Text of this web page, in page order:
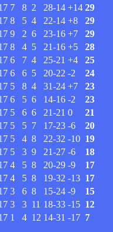
7 8 2 28-14 +14 29
8 5 4 22-14 +8
29
9 2 6 23-16 +7
29
8 4 5 21-16 +5
28
6 7 4 25-21 +4
25
6 6 5 20-22 -2
24
5 8 4 31-24 +7
23
6 5 6 14-16 -2
23
5 6 6 21-21 0
21
5 5 7 17-23 -6
20
5 4 8 22-32 -10 19
5 3 9 21-27 -6
18
4 5 8 20-29 -9
17
4 5 8 19-32 -13 17
3 6 8 15-24 -9
15
3 3 11 18-33 -15 12
1 4 12 14-31 -17 7